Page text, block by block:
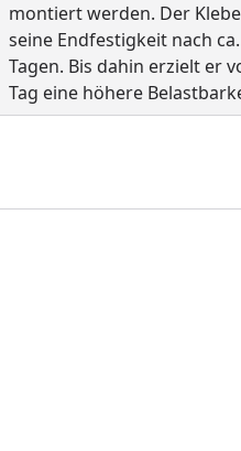
montiert werden. Der
seine Endfestigkeit nach
Tagen. Bis dahin erzielt er
Tag eine höhere